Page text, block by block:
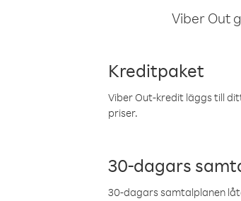
Viber Out
Kreditpaket
Viber Out-kredit läggs till
priser.
30-dagars
30-dagars samtalplanen